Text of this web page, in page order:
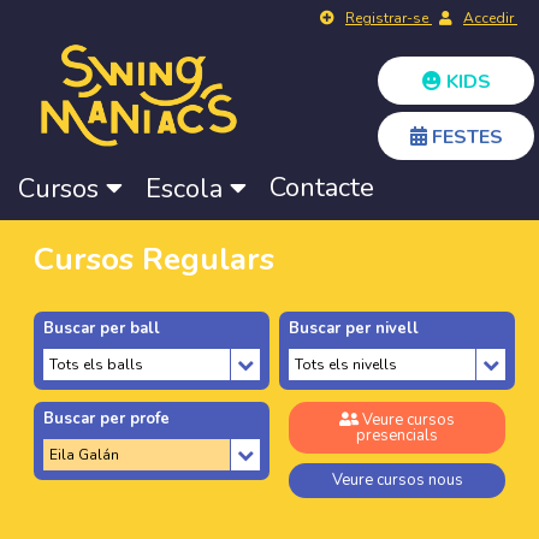
Registrar-se Accedir
KIDS
FESTES
Cursos Escola Contacte
Cursos Regulars
Buscar per ball Buscar per nivell
Buscar per profe Veure cursos
presencials
Veure cursos nous